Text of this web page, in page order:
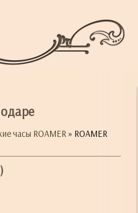
часы ROAMER» ROAMER